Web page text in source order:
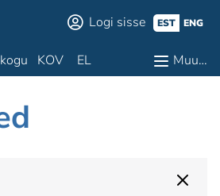
Logi sisse EST ENG
KOV EL Muu…